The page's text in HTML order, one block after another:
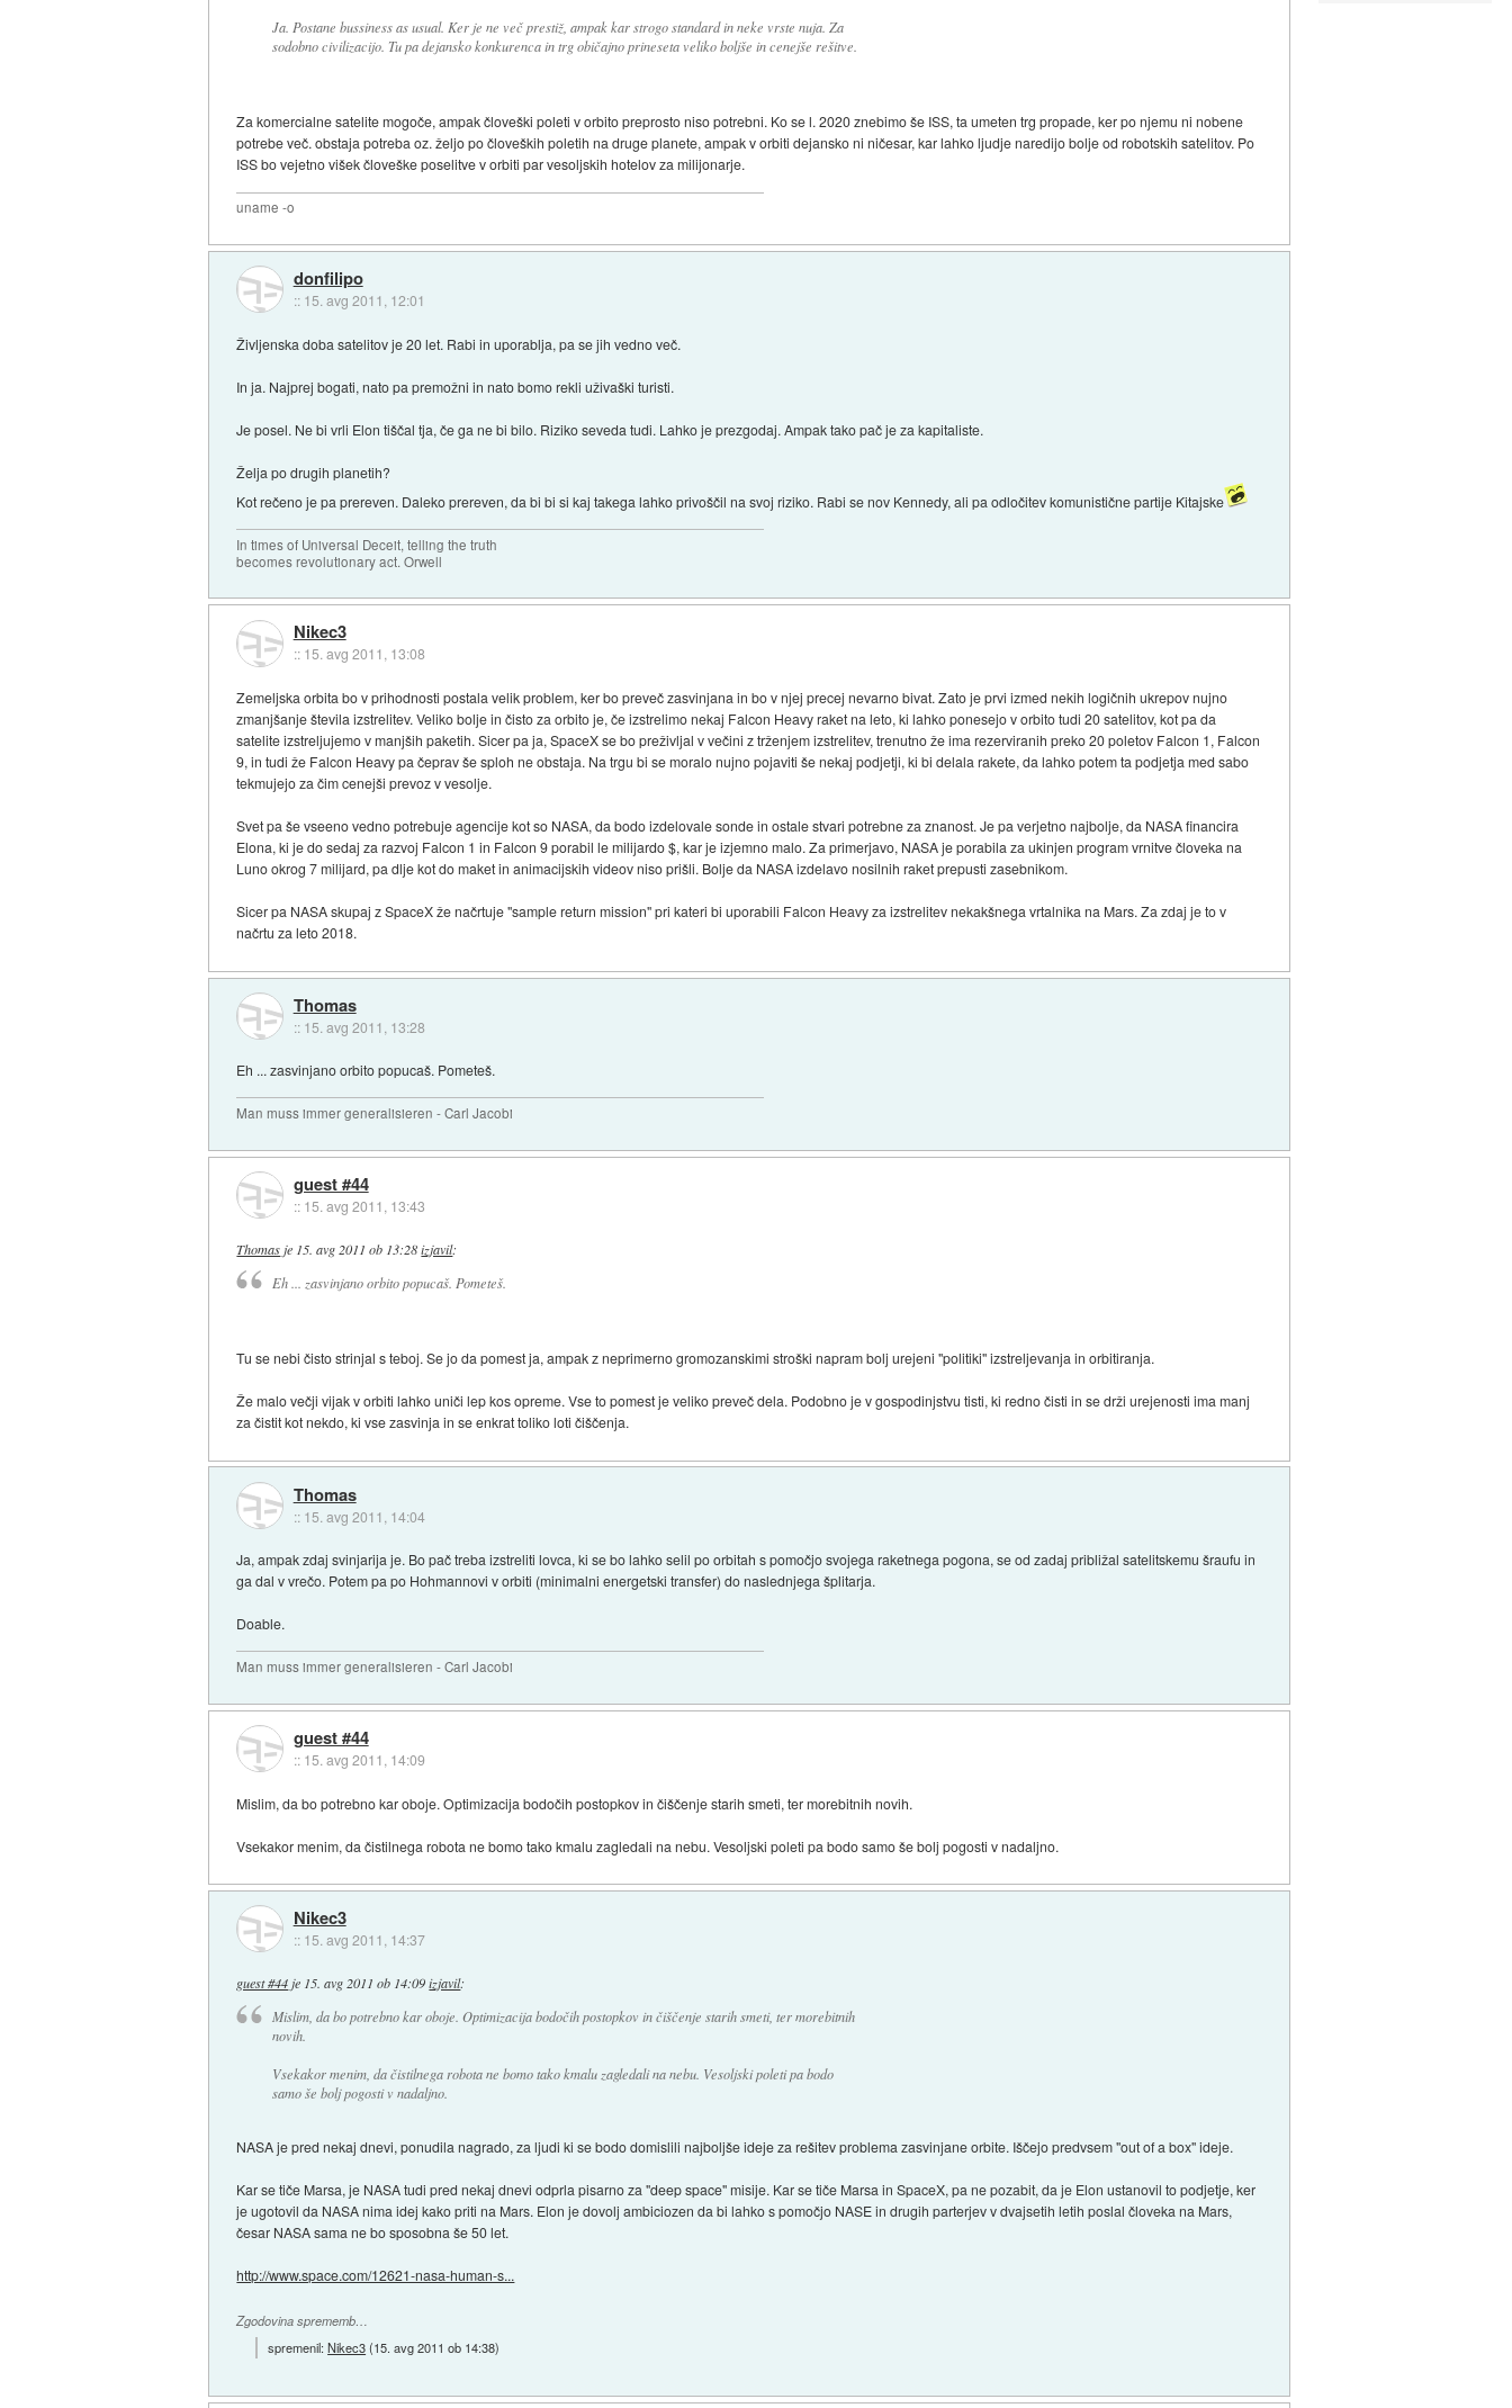
Ja. Postane bussiness as usual. Ker je ne več prestiž, ampak kar strogo standard in neke vrste nuja. Za
sodobno civilizacijo. Tu pa dejansko konkurenca in trg običajno prineseta veliko boljše in cenejše rešitve.
Za komercialne satelite mogoče, ampak človeški poleti v orbito preprosto niso potrebni. Ko se l. 2020 znebimo še ISS, ta umeten trg propade, ker po njemu ni nobene
potrebe več. obstaja potreba oz. željo po človeških poletih na druge planete, ampak v orbiti dejansko ni ničesar, kar lahko ljudje naredijo bolje od robotskih satelitov. Po
ISS bo vejetno višek človeške poselitve v orbiti par vesoljskih hotelov za milijonarje.
uname -o
donfilipo
:: 15. avg 2011, 12:01
Življenska doba satelitov je 20 let. Rabi in uporablja, pa se jih vedno več.
In ja. Najprej bogati, nato pa premožni in nato bomo rekli uživaški turisti.
Je posel. Ne bi vrli Elon tiščal tja, če ga ne bi bilo. Riziko seveda tudi. Lahko je prezgodaj. Ampak tako pač je za kapitaliste.
Želja po drugih planetih?
Kot rečeno je pa prereven. Daleko prereven, da bi bi si kaj takega lahko privoščil na svoj riziko. Rabi se nov Kennedy, ali pa odločitev komunistične partije Kitajske
In times of Universal Deceit, telling the truth
becomes revolutionary act. Orwell
Nikec3
:: 15. avg 2011, 13:08
Zemeljska orbita bo v prihodnosti postala velik problem, ker bo preveč zasvinjana in bo v njej precej nevarno bivat. Zato je prvi izmed nekih logičnih ukrepov nujno
zmanjšanje števila izstrelitev. Veliko bolje in čisto za orbito je, če izstrelimo nekaj Falcon Heavy raket na leto, ki lahko ponesejo v orbito tudi 20 satelitov, kot pa da
satelite izstreljujemo v manjših paketih. Sicer pa ja, SpaceX se bo preživljal v večini z trženjem izstrelitev, trenutno že ima rezerviranih preko 20 poletov Falcon 1, Falcon
9, in tudi že Falcon Heavy pa čeprav še sploh ne obstaja. Na trgu bi se moralo nujno pojaviti še nekaj podjetji, ki bi delala rakete, da lahko potem ta podjetja med sabo
tekmujejo za čim cenejši prevoz v vesolje.
Svet pa še vseeno vedno potrebuje agencije kot so NASA, da bodo izdelovale sonde in ostale stvari potrebne za znanost. Je pa verjetno najbolje, da NASA financira
Elona, ki je do sedaj za razvoj Falcon 1 in Falcon 9 porabil le milijardo $, kar je izjemno malo. Za primerjavo, NASA je porabila za ukinjen program vrnitve človeka na
Luno okrog 7 milijard, pa dlje kot do maket in animacijskih videov niso prišli. Bolje da NASA izdelavo nosilnih raket prepusti zasebnikom.
Sicer pa NASA skupaj z SpaceX že načrtuje "sample return mission" pri kateri bi uporabili Falcon Heavy za izstrelitev nekakšnega vrtalnika na Mars. Za zdaj je to v
načrtu za leto 2018.
Thomas
:: 15. avg 2011, 13:28
Eh ... zasvinjano orbito popucaš. Pometeš.
Man muss immer generalisieren - Carl Jacobi
guest #44
:: 15. avg 2011, 13:43
Thomas je 15. avg 2011 ob 13:28 izjavil:
Eh ... zasvinjano orbito popucaš. Pometeš.
Tu se nebi čisto strinjal s teboj. Se jo da pomest ja, ampak z neprimerno gromozanskimi stroški napram bolj urejeni "politiki" izstreljevanja in orbitiranja.
Že malo večji vijak v orbiti lahko uniči lep kos opreme. Vse to pomest je veliko preveč dela. Podobno je v gospodinjstvu tisti, ki redno čisti in se drži urejenosti ima manj
za čistit kot nekdo, ki vse zasvinja in se enkrat toliko loti čiščenja.
Thomas
:: 15. avg 2011, 14:04
Ja, ampak zdaj svinjarija je. Bo pač treba izstreliti lovca, ki se bo lahko selil po orbitah s pomočjo svojega raketnega pogona, se od zadaj približal satelitskemu šraufu in
ga dal v vrečo. Potem pa po Hohmannovi v orbiti (minimalni energetski transfer) do naslednjega šplitarja.
Doable.
Man muss immer generalisieren - Carl Jacobi
guest #44
:: 15. avg 2011, 14:09
Mislim, da bo potrebno kar oboje. Optimizacija bodočih postopkov in čiščenje starih smeti, ter morebitnih novih.
Vsekakor menim, da čistilnega robota ne bomo tako kmalu zagledali na nebu. Vesoljski poleti pa bodo samo še bolj pogosti v nadaljno.
Nikec3
:: 15. avg 2011, 14:37
guest #44 je 15. avg 2011 ob 14:09 izjavil:
Mislim, da bo potrebno kar oboje. Optimizacija bodočih postopkov in čiščenje starih smeti, ter morebitnih
novih.
Vsekakor menim, da čistilnega robota ne bomo tako kmalu zagledali na nebu. Vesoljski poleti pa bodo
samo še bolj pogosti v nadaljno.
NASA je pred nekaj dnevi, ponudila nagrado, za ljudi ki se bodo domislili najboljše ideje za rešitev problema zasvinjane orbite. Iščejo predvsem "out of a box" ideje.
Kar se tiče Marsa, je NASA tudi pred nekaj dnevi odprla pisarno za "deep space" misije. Kar se tiče Marsa in SpaceX, pa ne pozabit, da je Elon ustanovil to podjetje, ker
je ugotovil da NASA nima idej kako priti na Mars. Elon je dovolj ambiciozen da bi lahko s pomočjo NASE in drugih parterjev v dvajsetih letih poslal človeka na Mars,
česar NASA sama ne bo sposobna še 50 let.
http://www.space.com/12621-nasa-human-s...
Zgodovina sprememb…
spremenil:Nikec3(15. avg 2011 ob 14:38)